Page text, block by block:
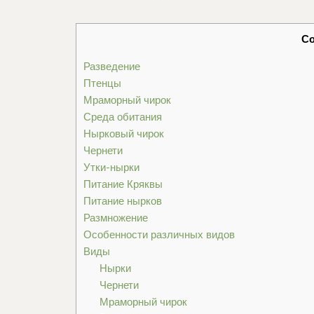
Разведение
Птенцы
Мраморный чирок
Среда обитания
Нырковый чирок
Чернети
Утки-нырки
Питание Кряквы
Питание нырков
Размножение
Особенности различных видов
Виды
Нырки
Чернети
Мраморный чирок